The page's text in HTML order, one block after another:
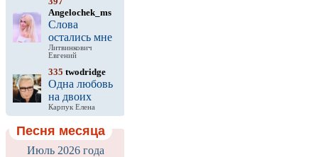
Angelochek_ms
Слова
остались мне
Литвинкович
Евгений
335 twodridge
Одна любовь
на двоих
Карпук Елена
Песня месяца
Июль 2026 года